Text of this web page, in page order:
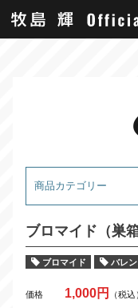
商品カテゴリー
ブロマイド（巣箱
ブロマイド バレ
価格 1,000円 （税込